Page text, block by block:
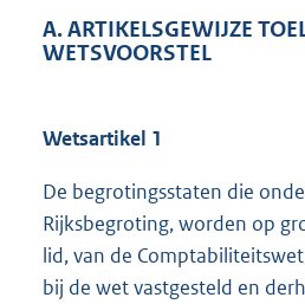
A. ARTIKELSGEWIJZE
WETSVOORSTEL
Wetsartikel 1
De begrotingsstaten die
Rijksbegroting, worden op
lid, van de
bij de wet vastgesteld en